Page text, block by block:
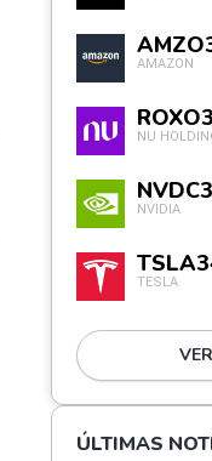
AMAZON
NVIDIA
TESLA
ÚLTIMAS